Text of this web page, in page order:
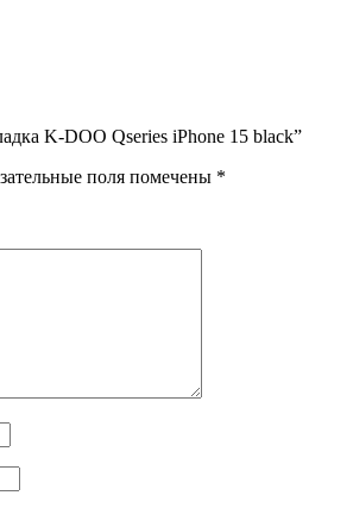
K-DOO Qseries iPhone 15 black”
поля помечены *